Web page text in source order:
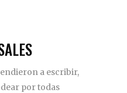
a escribir,
por todas